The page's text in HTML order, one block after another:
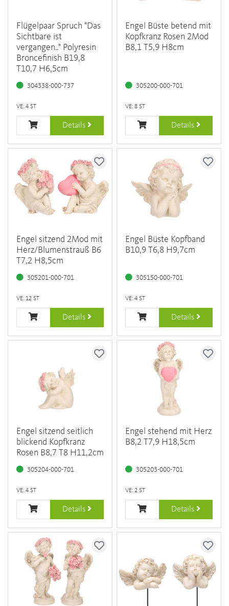
Flügelpaar Spruch "Das
Sichtbare ist
vergangen.." Polyresin
Broncefinish B19,8
T10,7 H6,5cm
304338-000-737
VE: 4 ST
Details
Engel Büste betend mit
Kopfkranz Rosen 2Mod
B8,1 T5,9 H8cm
305200-000-701
VE: 8 ST
Details
Engel sitzend 2Mod mit
Herz/Blumenstrauß B6
T7,2 H8,5cm
305201-000-701
VE: 12 ST
Details
Engel Büste Kopfband
B10,9 T6,8 H9,7cm
305150-000-701
VE: 4 ST
Details
Engel sitzend seitlich
blickend Kopfkranz
Rosen B8,7 T8 H11,2cm
305204-000-701
VE: 4 ST
Details
Engel stehend mit Herz
B8,2 T7,9 H18,5cm
305203-000-701
VE: 2 ST
Details